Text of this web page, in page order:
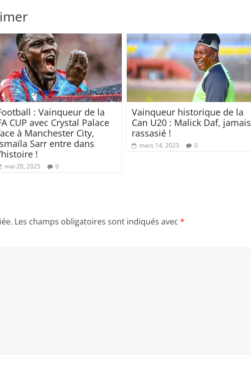
: Vainqueur de la
CUP avec Crystal Palace
à Manchester City,
Sarr entre dans
!
mai 20, 2025 0
Vainqueur historique de la
Can U20 : Malick Daf, jamais
rassasié !
mars 14, 2023 0
Les champs obligatoires sont indiqués avec *